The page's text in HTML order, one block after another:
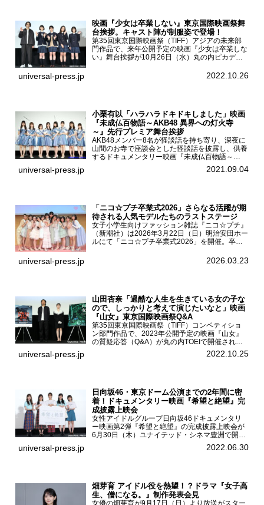
映画『少女は卒業しない』東京国際映画祭舞
台挨拶。キャスト陣が制服姿で登場！
第35回東京国際映画祭（TIFF）アジアの未来部
門作品で、来年公開予定の映画『少女は卒業しな
い』舞台挨拶が10月26日（水）丸の内ピカデリ
宮山莉渚、中井友望、監督の中川駿が登壇。映画
universal-press.jp 2022.10.26
小栗有以「ハラハラドキドキしました」映画
『未成仏百物語～AKB48 異界への灯火寺
～』先行プレミア舞台挨拶
AKB48メンバー8名が怪談話を持ち寄り、深夜に
山間のお寺で座談会とした怪談話を披露し、供養
するドキュメンタリー映画『未成仏百物語～
AKB48異界への灯火寺～』の先行プレミア舞台
挨拶が東京・ユナイテッド・シネマ豊洲で開催さ
universal-press.jp 2021.09.04
「ニコ☆プチ卒業式2026」さらなる活躍が期
待される人気モデルたちのラストステージ
女子小学生向けファッション雑誌『ニコ☆プチ』
（新潮社）は2026年3月22日（日）明治安田ホー
ルにて「ニコ☆プチ卒業式2026」を開催。卒業
ん、末永ひなた、高梨琴乃、土井ありさ、藤田蒼
universal-press.jp 2026.03.23
山田杏奈「過酷な人生を生きている女の子な
ので、しっかりと考えて演じたいなと」映画
『山女』東京国際映画祭Q&A
第35回東京国際映画祭（TIFF）コンペティショ
ン部門作品で、2023年公開予定の映画『山女』
の質疑応答（Q&A）が丸の内TOEIで開催され、
主演を務めた女優の山田杏奈、監督の福永壮志が
登壇。本作について語った。映画『山女』第35
universal-press.jp 2022.10.25
日向坂46・東京ドーム公演までの2年間に密
着！ドキュメンタリー映画『希望と絶望』完
成披露上映会
女性アイドルグループ日向坂46ドキュメンタリ
ー映画第2弾『希望と絶望』の完成披露上映会が
6月30日（木）ユナイテッド・シネマ豊洲で開催
され、日向坂46メンバーの加藤史帆、齊藤京
子、佐々木久美、富田鈴花、松田好花の5人が登
universal-press.jp 2022.06.30
畑芽育 アイドル役を熱望！？ドラマ『女子高
生、僧になる。』制作発表会見
女優の畑芽育が9月17日（日）より放送がスター